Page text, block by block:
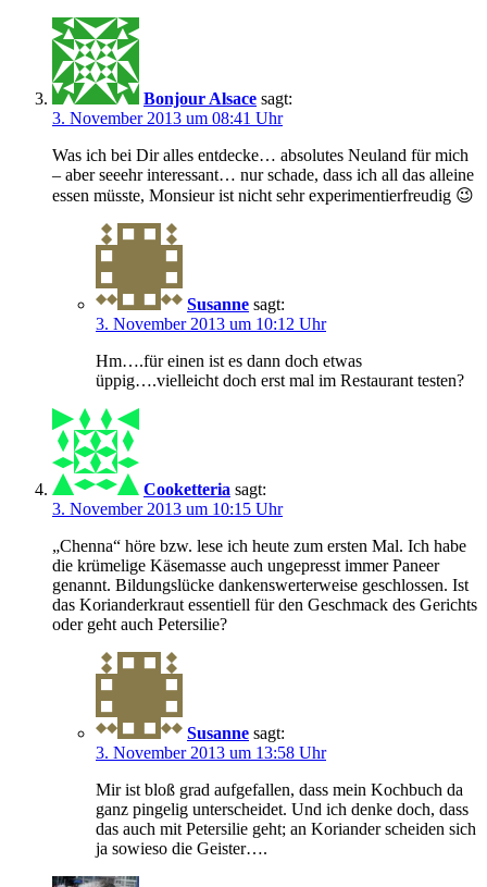
Bonjour Alsace sagt:
3. November 2013 um 08:41 Uhr
Was ich bei Dir alles entdecke… absolutes Neuland für mich
– aber seeehr interessant… nur schade, dass ich all das alleine
essen müsste, Monsieur ist nicht sehr experimentierfreudig 😉
Susanne sagt:
3. November 2013 um 10:12 Uhr
Hm….für einen ist es dann doch etwas
üppig….vielleicht doch erst mal im Restaurant testen?
Cooketteria sagt:
3. November 2013 um 10:15 Uhr
„Chenna“ höre bzw. lese ich heute zum ersten Mal. Ich habe
die krümelige Käsemasse auch ungepresst immer Paneer
genannt. Bildungslücke dankenswerterweise geschlossen. Ist
das Korianderkraut essentiell für den Geschmack des Gerichts
oder geht auch Petersilie?
Susanne sagt:
3. November 2013 um 13:58 Uhr
Mir ist bloß grad aufgefallen, dass mein Kochbuch da
ganz pingelig unterscheidet. Und ich denke doch, dass
das auch mit Petersilie geht; an Koriander scheiden sich
ja sowieso die Geister….